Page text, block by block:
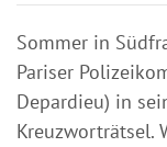
Sommer in
Pariser
Depardieu) in
Kreuzworträtsel.